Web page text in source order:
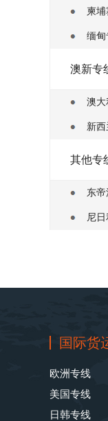
柬
缅甸
澳新专
澳大
新
其他专
东
尼
国际货
欧洲专线
美国专线
日韩专线